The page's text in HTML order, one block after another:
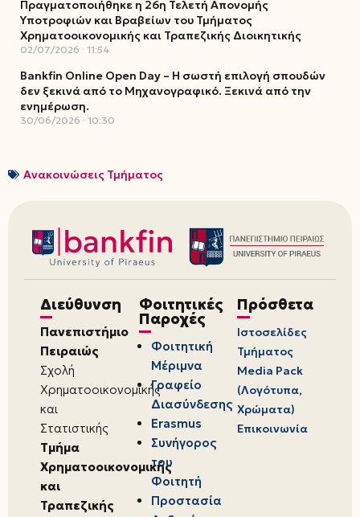
Πραγματοποιήθηκε η 26η Τελετή Απονομής
Υποτροφιών και Βραβείων του Τμήματος
Χρηματοοικονομικής και Τραπεζικής Διοικητικής
02/07/2026 11:54
Bankfin Online Open Day – Η σωστή επιλογή σπουδών
δεν ξεκινά από το Μηχανογραφικό. Ξεκινά από την
ενημέρωση.
30/06/2026 10:30
Ανακοινώσεις Τμήματος
Διεύθυνση
Πανεπιστήμιο
Πειραιώς
Σχολή
Χρηματοοικονομικής
και
Στατιστικής
Τμήμα
Χρηματοοικονομικής
και
Τραπεζικής
Φοιτητικές
Παροχές
Φοιτητική
Μέριμνα
Γραφείο
Διασύνδεσης
Erasmus
Συνήγορος
του
Φοιτητή
Προστασία
Πρόσθετα
Ιστοσελίδες
Τμήματος
Media Pack
(Λογότυπα,
Χρώματα)
Επικοινωνία